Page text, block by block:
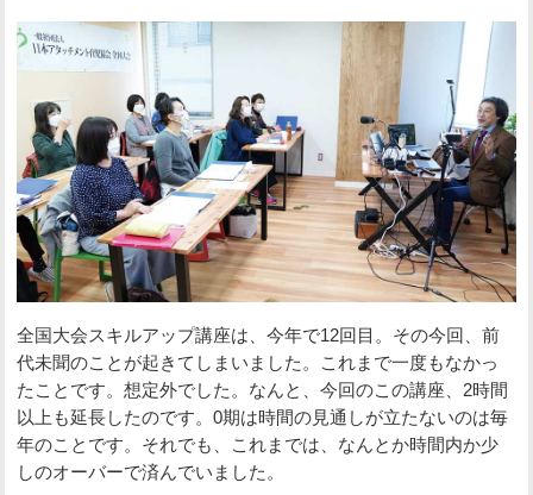
全国大会スキルアップ講座は、今年で12回目。その今回、前
代未聞のことが起きてしまいました。これまで一度もなかっ
たことです。想定外でした。なんと、今回のこの講座、2時間
以上も延長したのです。0期は時間の見通しが立たないのは毎
年のことです。それでも、これまでは、なんとか時間内か少
しのオーバーで済んでいました。